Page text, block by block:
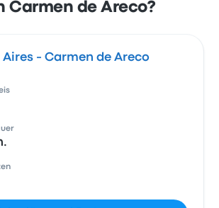
Carmen de Areco?
Aires - Carmen de Areco